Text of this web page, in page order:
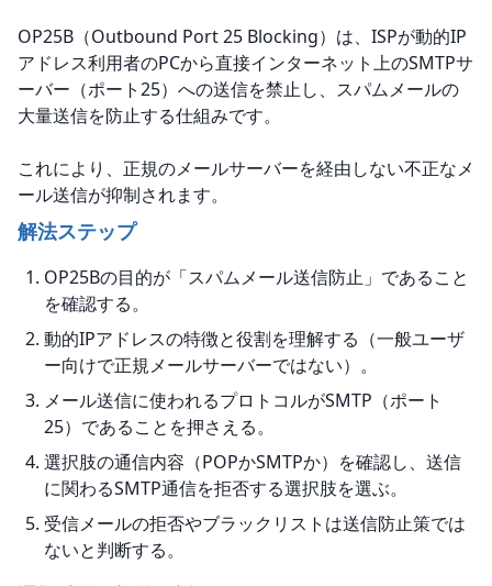
OP25B（Outbound Port 25 Blocking）は、ISPが動的IP
アドレス利用者のPCから直接インターネット上のSMTPサ
ーバー（ポート25）への送信を禁止し、スパムメールの
大量送信を防止する仕組みです。
これにより、正規のメールサーバーを経由しない不正なメ
ール送信が抑制されます。
解法ステップ
OP25Bの目的が「スパムメール送信防止」であること
を確認する。
動的IPアドレスの特徴と役割を理解する（一般ユーザ
ー向けで正規メールサーバーではない）。
メール送信に使われるプロトコルがSMTP（ポート
25）であることを押さえる。
選択肢の通信内容（POPかSMTPか）を確認し、送信
に関わるSMTP通信を拒否する選択肢を選ぶ。
受信メールの拒否やブラックリストは送信防止策では
ないと判断する。